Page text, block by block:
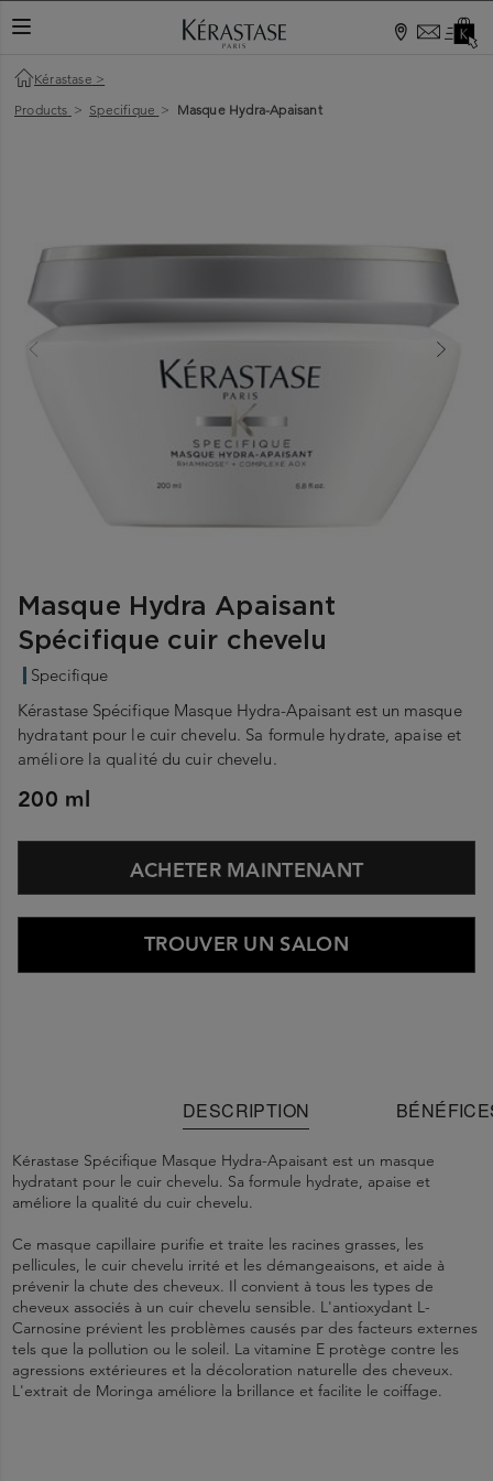
TOGGLE NAVIGATION
Kérastase >
Products > Specifique > Masque Hydra-Apaisant
Masque Hydra Apaisant
Spécifique cuir chevelu
Specifique
Kérastase Spécifique Masque Hydra-Apaisant est un masque
hydratant pour le cuir chevelu. Sa formule hydrate, apaise et
améliore la qualité du cuir chevelu.
200 ml
ACHETER MAINTENANT
TROUVER UN SALON
DESCRIPTION
Kérastase Spécifique Masque Hydra-Apaisant est un masque
hydratant pour le cuir chevelu. Sa formule hydrate, apaise et
améliore la qualité du cuir chevelu.
Ce masque capillaire purifie et traite les racines grasses, les
pellicules, le cuir chevelu irrité et les démangeaisons, et aide à
prévenir la chute des cheveux. Il convient à tous les types de
cheveux associés à un cuir chevelu sensible. L'antioxydant L-
Carnosine prévient les problèmes causés par des facteurs externes
tels que la pollution ou le soleil. La vitamine E protège contre les
agressions extérieures et la décoloration naturelle des cheveux.
L'extrait de Moringa améliore la brillance et facilite le coiffage.